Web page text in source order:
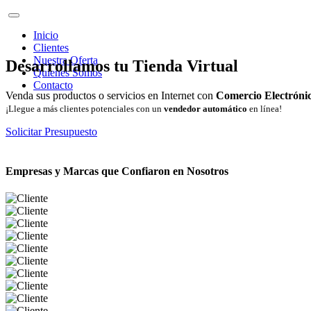
Inicio
Clientes
Nuestra Oferta
Quienes Somos
Contacto
Desarrollamos tu Tienda Virtual
Venda sus productos o servicios en Internet con Comercio
¡Llegue a más clientes potenciales con un vendedor automático en línea!
Solicitar Presupuesto
Empresas y Marcas que Confiaron en Nosotros